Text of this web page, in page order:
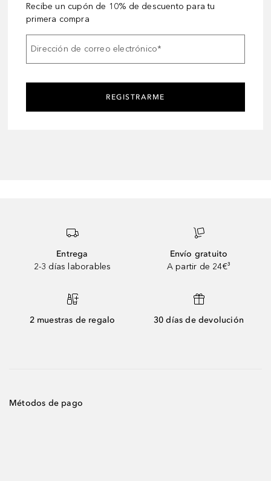
Recibe un cupón de 10% de descuento para tu
primera compra
Dirección de correo electrónico*
REGISTRARME
Entrega
2-3 días laborables
Envío gratuito
A partir de 24€³
2 muestras de regalo 30 días de devolución
Métodos de pago